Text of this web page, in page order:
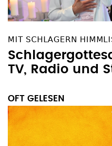
MIT SCHLAGERN
TV, Radio und
OFT GELESEN